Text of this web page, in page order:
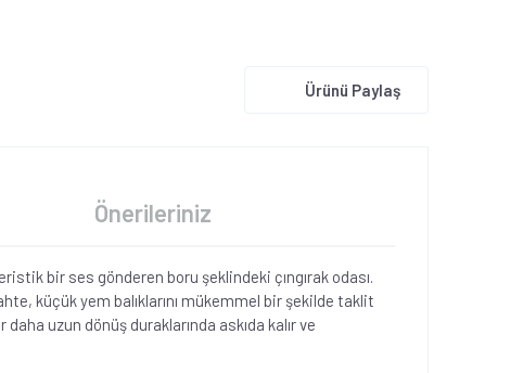
Ürünü Paylaş
bir ses gönderen boru şeklindeki çıngırak odası.
küçük yem balıklarını mükemmel bir şekilde taklit
uzun dönüş duraklarında askıda kalır ve
Önerileriniz